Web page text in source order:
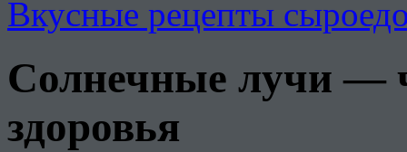
Вкусные рецепты
Солнечные лучи —
здоровья